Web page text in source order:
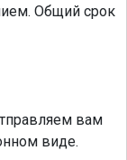
Общий срок
вам
виде.